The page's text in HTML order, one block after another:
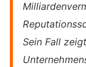
Sein Fall